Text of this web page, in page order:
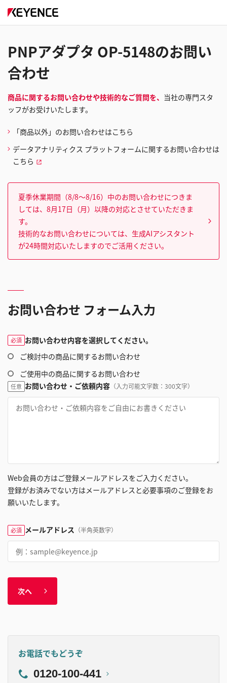
PNPアダプタ OP-5148のお問い
合わせ
商品に関するお問い合わせや技術的なご質問を、 当社の専門スタ
ッフがお受けいたします。
「商品以外」のお問い合わせはこちら
データアナリティクス プラットフォームに関するお問い合わせは
こちら
夏季休業期間（8/8～8/16）中のお問い合わせにつきま
しては、8月17日（月）以降の対応とさせていただきま
す。
技術的なお問い合わせについては、生成AIアシスタント
が24時間対応いたしますのでご活用ください。
お問い合わせ フォーム入力
必須 お問い合わせ内容を選択してください。
ご検討中の商品に関するお問い合わせ
ご使用中の商品に関するお問い合わせ
任意 お問い合わせ・ご依頼内容 （入力可能文字数：300文字）
Web会員の方はご登録メールアドレスをご入力ください。
登録がお済みでない方はメールアドレスと必要事項のご登録をお
願いいたします。
必須 メールアドレス （半角英数字）
次へ
お電話でもどうぞ
0120-100-441